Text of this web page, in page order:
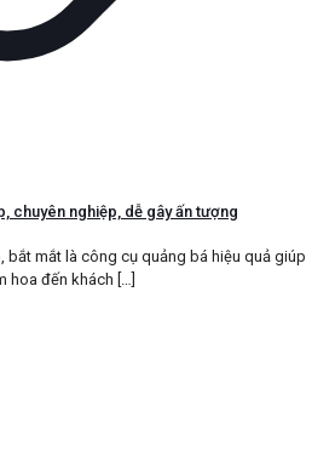
chuyên nghiệp, dễ gây ấn tượng
bắt mắt là công cụ quảng bá hiệu quả giúp
hoa đến khách […]